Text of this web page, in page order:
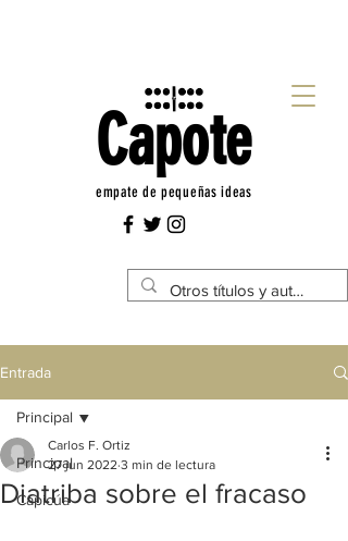
Capote
empate de pequeñas ideas
Entrada
Principal
Capicúa
Principal
Diatriba sobre el fracaso
Carlos F. Ortiz
27 jun 2022 3 min de lectura